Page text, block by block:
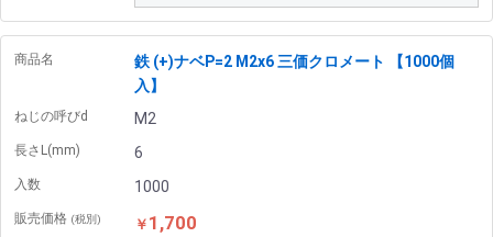
商品名
鉄 (+)ナベP=2 M2x6 三価クロメート 【1000個
入】
ねじの呼びd M2
長さL(mm) 6
入数 1000
販売価格 (税別) ￥ 1,700